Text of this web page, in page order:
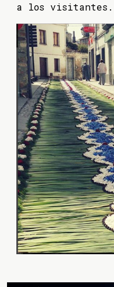
a los visitantes.